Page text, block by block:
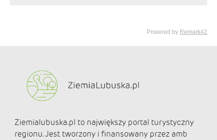
Ziemialubuska.pl to największy portal turystyczny
regionu. Jest tworzony i finansowany przez amb